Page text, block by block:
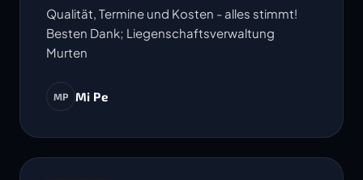
Qualität, Termine und Kosten - alles stimmt!
Besten Dank; Liegenschaftsverwaltung
Murten
MP Mi Pe